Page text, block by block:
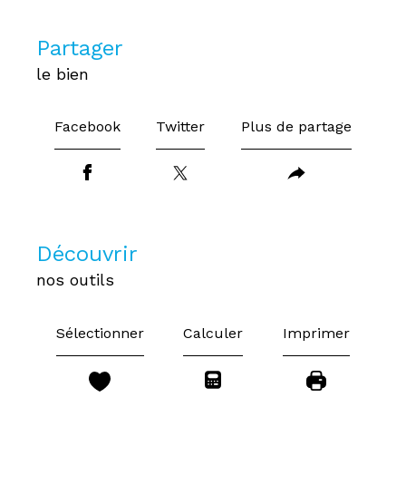
partager
le bien
Facebook Twitter Plus de partage
découvrir
nos outils
Sélectionner Calculer Imprimer